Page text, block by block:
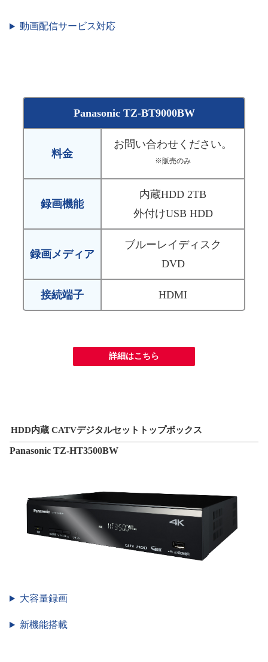
動画配信サービス対応
Panasonic TZ-BT9000BW
料金
お問い合わせください。
※販売のみ
録画機能
内蔵HDD 2TB
外付けUSB HDD
録画メディア
ブルーレイディスク
DVD
接続端子 HDMI
詳細はこちら
HDD内蔵 CATVデジタルセットトップボックス
Panasonic TZ-HT3500BW
大容量録画
新機能搭載